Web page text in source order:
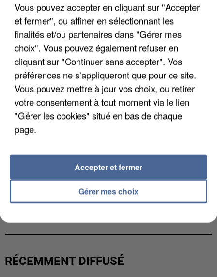
L’UN DES FONDATEURS SUPPOSÉS DE LA DZ
MAFIA INTERPELLÉ EN ALGÉRIE
RÉCEMMENT DIFFUSÉ
Vous pouvez accepter en cliquant sur "Accepter
et fermer", ou affiner en sélectionnant les
finalités et/ou partenaires dans "Gérer mes
choix". Vous pouvez également refuser en
cliquant sur "Continuer sans accepter". Vos
préférences ne s'appliqueront que pour ce site.
Vous pouvez mettre à jour vos choix, ou retirer
votre consentement à tout moment via le lien
"Gérer les cookies" situé en bas de chaque
page.
Gérer mes choix
Accepter et fermer